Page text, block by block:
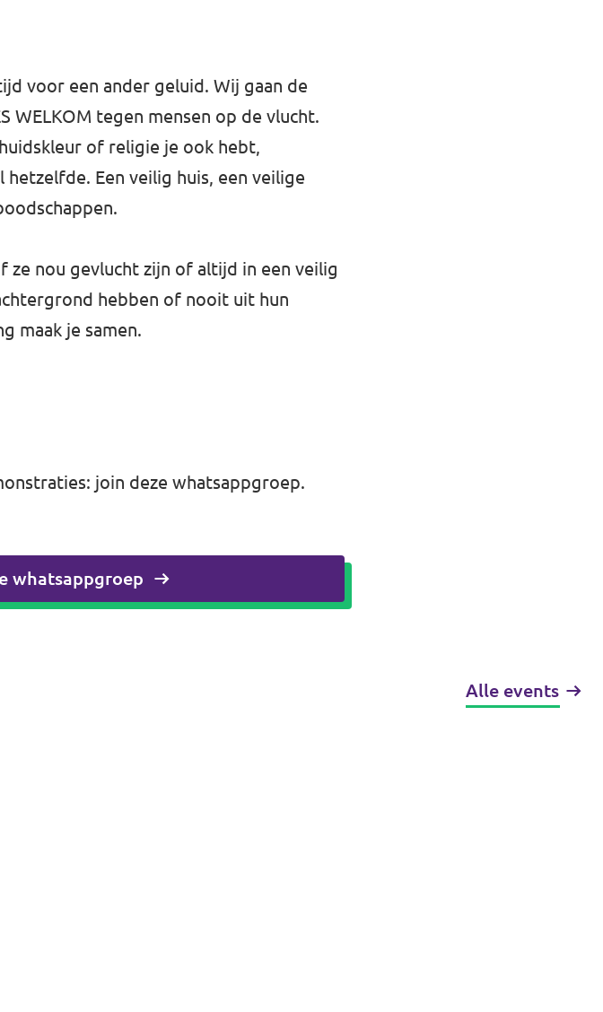
voor een ander geluid. Wij gaan de
WELKOM tegen mensen op de vlucht.
of religie je ook hebt,
Een veilig huis, een veilige
ze nou gevlucht zijn of altijd in een veilig
hebben of nooit uit hun
maak je samen.
join deze whatsappgroep.
whatsappgroep
Alle events